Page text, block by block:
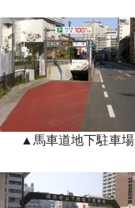
▲馬車道地下駐車場